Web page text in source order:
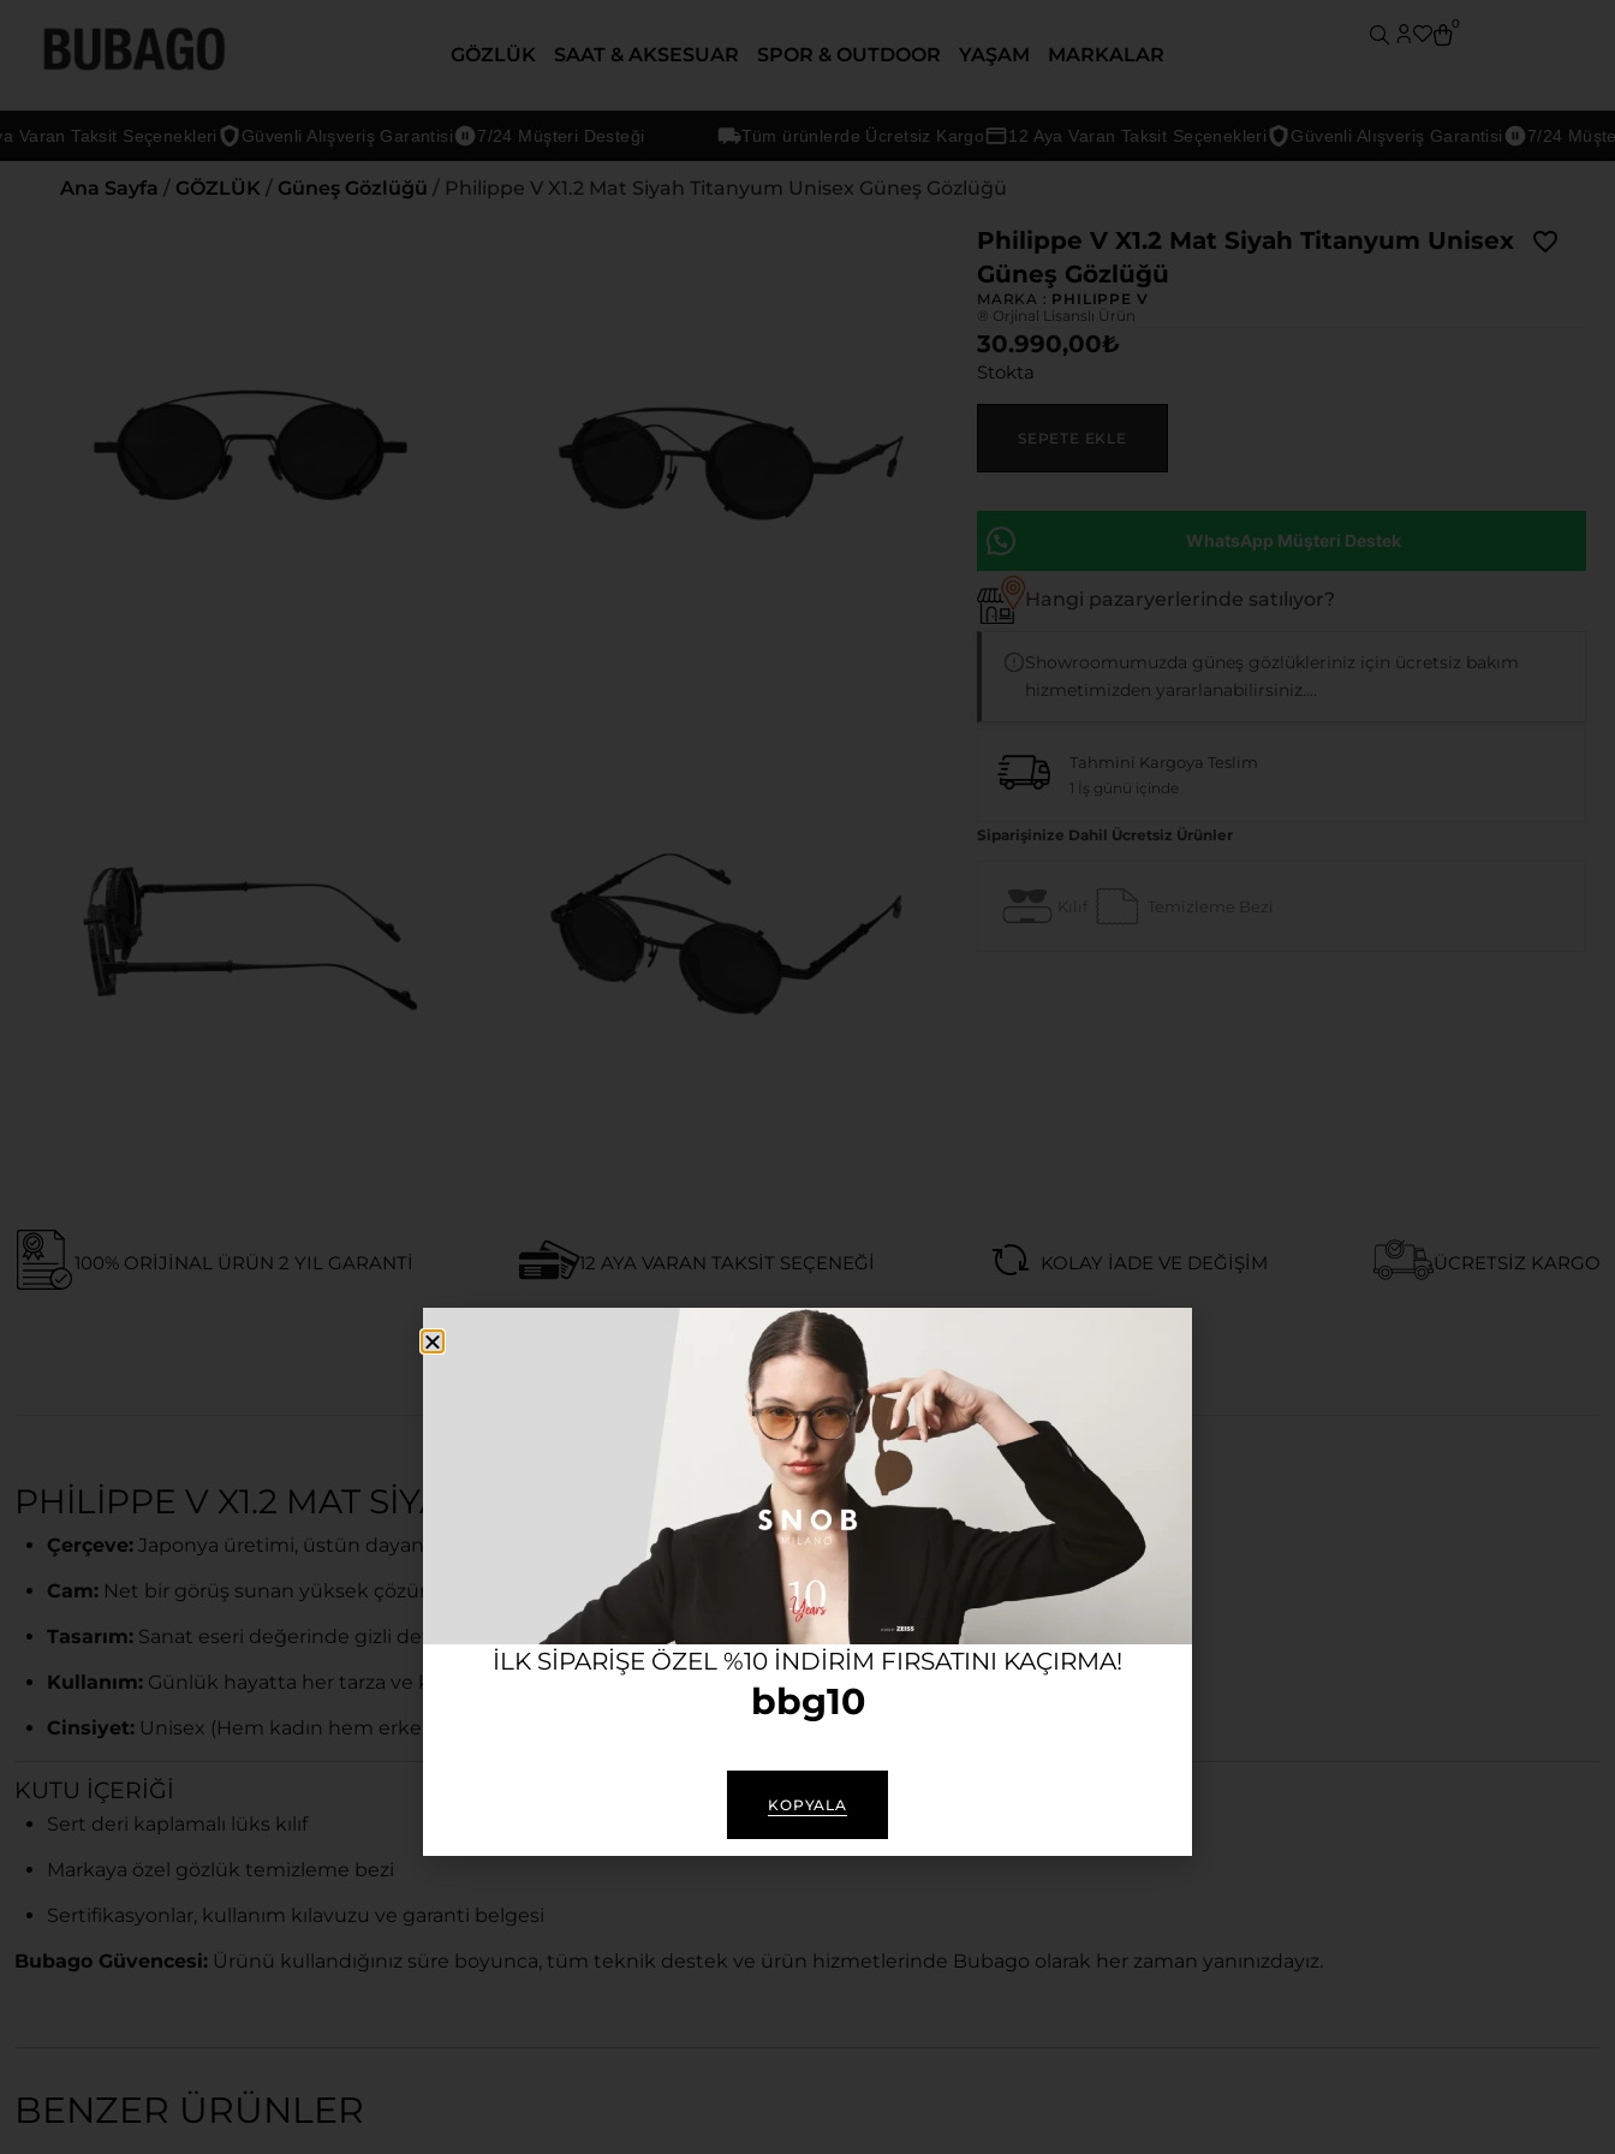
GÖZLÜK SAAT & AKSESUAR SPOR & OUTDOOR YAŞAM MARKALAR
0
Taksit Seçenekleri Güvenli Alışveriş Garantisi 7/24 Müşteri Desteği Tüm ürünlerde Ücretsiz Kargo 12 Aya Varan Taksit Seçenekleri Güvenli Alışveriş Garantisi 7/24 Müşteri
Ana Sayfa / GÖZLÜK / Güneş Gözlüğü / Philippe V X1.2 Mat Siyah Titanyum Unisex Güneş Gözlüğü
Philippe V X1.2 Mat Siyah Titanyum Unisex
Güneş Gözlüğü
MARKA : PHILIPPE V
® Orjinal Lisanslı Ürün
30.990,00₺
Stokta
SEPETE EKLE
WhatsApp Müşteri Destek
Hangi pazaryerlerinde satılıyor?
Showroomumuzda güneş gözlükleriniz için ücretsiz bakım
hizmetimizden yararlanabilirsiniz....
Tahmini Kargoya Teslim
1 İş günü içinde
Siparişinize Dahil Ücretsiz Ürünler
Kılıf Temizleme Bezi
100% ORIJINAL ÜRÜN 2 YIL GARANTI 12 AYA VARAN TAKSIT SEÇENEĞI KOLAY İADE VE DEĞIŞIM ÜCRETSIZ KARGO
Açıklama Ek bilgi
PHILIPPE V X1.2 MAT SIYAH TITANYUM UNISEX GÜNEŞ GÖZLÜĞÜ
Çerçeve: Japonya üretimi, üstün dayanıklılık ve hafiflik sunan mat siyah renkli premium titanyum gövde.
Cam: Net bir görüş sunan yüksek çözünürlüklü (HD) ve tam korumalı füme/gri renkli UV güneş gözlüğü camı.
Tasarım: Sanat eseri değerinde gizli detaylara ve markaya özgü damgalara sahip, sofistike çizgiler.
Kullanım: Günlük hayatta her tarza ve kombine zahmetsizce uyum sağlayan konforlu yapı.
Cinsiyet: Unisex (Hem kadın hem erkek kullanımına uygun).
KUTU İÇERIĞI
Sert deri kaplamalı lüks kılıf
Markaya özel gözlük temizleme bezi
Sertifikasyonlar, kullanım kılavuzu ve garanti belgesi
Bubago Güvencesi: Ürünü kullandığınız süre boyunca, tüm teknik destek ve ürün hizmetlerinde Bubago olarak her zaman yanınızdayız.
BENZER ÜRÜNLER
ILK SIPARIŞE ÖZEL %10 INDIRIM FIRSATINI KAÇIRMA!
bbg10
KOPYALA